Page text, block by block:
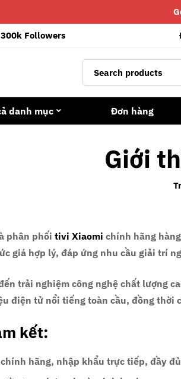
300k Followers
danh mục Đơn hàng
Giới
phân phối tivi Xiaomi chính hãng
giá hợp lý, đáp ứng nhu cầu giải trí
trải nghiệm công nghệ chất lượng
điện tử nổi tiếng toàn cầu, đồng thời
kết:
hãng, nhập khẩu trực tiếp, đầy